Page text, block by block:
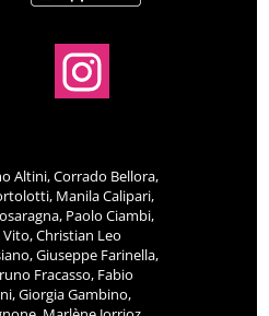
Altini, Corrado Bellora,
Manila Calipari,
Paolo Ciambi,
Christian Leo
Giuseppe Farinella,
Fracasso, Fabio
Giorgia Gambino,